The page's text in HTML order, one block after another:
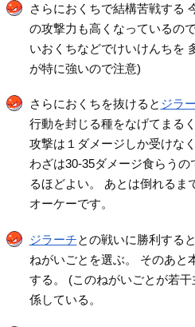
さらにおくちで結構苦戦する
の攻撃力も高くなっているの
いおくちなどでけいけんちを
が特に強いので注意)
さらにおくちを抜けると ジラ
行動を封じる種をなげてまる
攻撃は１ダメージしか受けな
わざは30-35ダメージ食らう
るほどよい。 あとは倒れるま
オーケーです。
ジラーチとの戦いに勝利する
ねがいごとを選ぶ。 そのあと
する。 (このねがいごとが若
係している。